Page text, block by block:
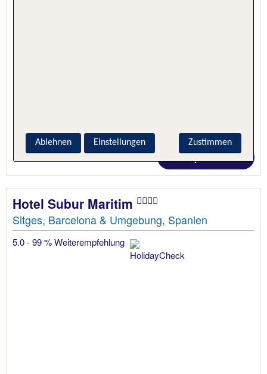
1 Nacht, Nur Hotel
Preis p.P. ab 25 €
Hotel Subur Maritim
Sitges, Barcelona & Umgebung, Spanien
5.0 - 99 % Weiterempfehlung
Zustimmen
Ablehnen Einstellungen